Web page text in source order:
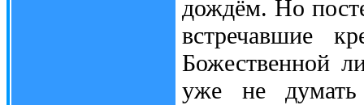
дождём. Но
встречавшие
Божественной
уже не